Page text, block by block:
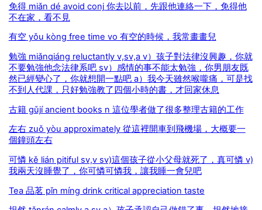
免得 miǎn dé avoid conj 你去以前，先跟他連絡一下，免得他
不在家，看不見
有空 yǒu kòng free time vo 有空的時候，我常畫畫兒
勉強 miǎnqiáng reluctantly v,sv,a v）孩子對法律沒興趣，你就
不要勉強他念法律系吧 sv）感情的事不能太勉強，你男朋友既
然已經變心了，你就想開一點吧 a）我今天雖然喉嚨痛，可是找
不到人代課，只好勉強教了四個小時的書，才回家休息
古籍 gǔjí ancient books n 這位學者做了很多整理古籍的工作
左右 zuǒ yòu approximately 從這裡開車到飛機場，大概要一
個鐘頭左右
可憐 kě lián pitiful sv,v sv)這個孩子從小父母就死了，真可憐 v)
我兩天沒睡覺了，你可憐可憐我，讓我睡一會兒吧
Tea 品茗 pǐn míng drink critical appreciation taste